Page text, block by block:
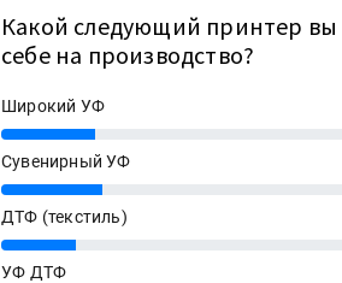
Какой следующий принтер вы
себе на производство?
Широкий УФ
25%
Сувенирный УФ
27%
ДТФ (текстиль)
20%
УФ ДТФ